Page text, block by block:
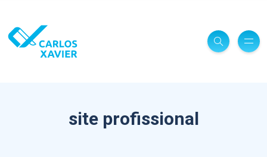
site profissional